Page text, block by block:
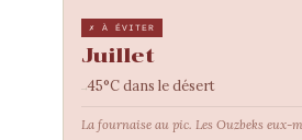
✗ À ÉVITER
Juillet
45°C dans le désert
La fournaise au pic. Les Ouzbeks eux-